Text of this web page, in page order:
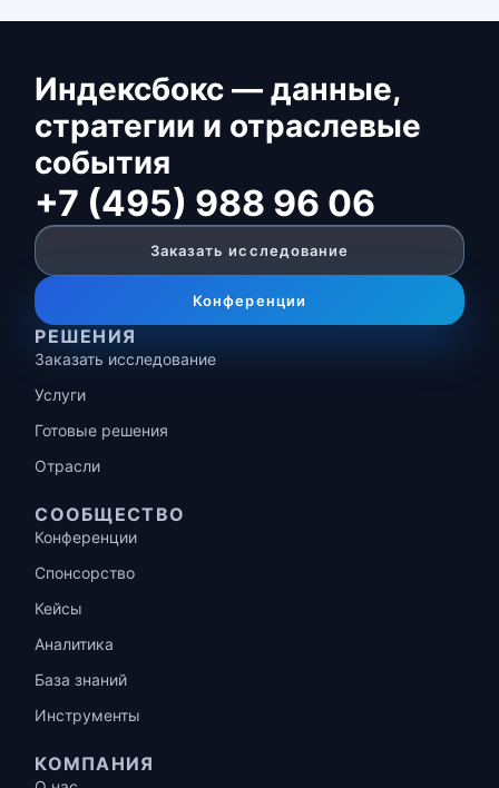
Индексбокс — данные,
стратегии и отраслевые
события
+7 (495) 988 96 06
Заказать исследование
Конференции
РЕШЕНИЯ
Заказать исследование
Услуги
Готовые решения
Отрасли
СООБЩЕСТВО
Конференции
Спонсорство
Кейсы
Аналитика
База знаний
Инструменты
КОМПАНИЯ